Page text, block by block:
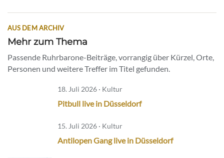
AUS DEM ARCHIV
Mehr zum Thema
Passende Ruhrbarone-Beiträge, vorrangig über Kürzel, Orte,
Personen und weitere Treffer im Titel gefunden.
18. Juli 2026 · Kultur
Pitbull live in Düsseldorf
15. Juli 2026 · Kultur
Antilopen Gang live in Düsseldorf